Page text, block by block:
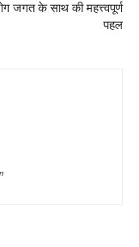
जगत के साथ की महत्त्वपूर्ण
पहल